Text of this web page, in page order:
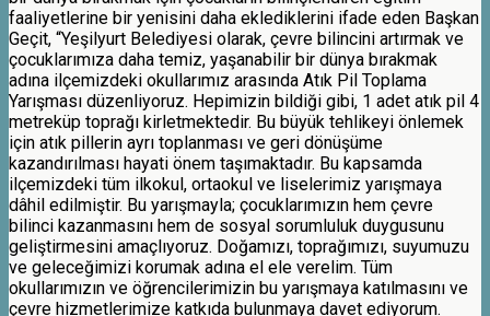
faaliyetlerine bir yenisini daha eklediklerini ifade eden Başkan
Geçit, “Yeşilyurt Belediyesi olarak, çevre bilincini artırmak ve
çocuklarımıza daha temiz, yaşanabilir bir dünya bırakmak
adına ilçemizdeki okullarımız arasında Atık Pil Toplama
Yarışması düzenliyoruz. Hepimizin bildiği gibi, 1 adet atık pil 4
metreküp toprağı kirletmektedir. Bu büyük tehlikeyi önlemek
için atık pillerin ayrı toplanması ve geri dönüşüme
kazandırılması hayati önem taşımaktadır. Bu kapsamda
ilçemizdeki tüm ilkokul, ortaokul ve liselerimiz yarışmaya
dâhil edilmiştir. Bu yarışmayla; çocuklarımızın hem çevre
bilinci kazanmasını hem de sosyal sorumluluk duygusunu
geliştirmesini amaçlıyoruz. Doğamızı, toprağımızı, suyumuzu
ve geleceğimizi korumak adına el ele verelim. Tüm
okullarımızın ve öğrencilerimizin bu yarışmaya katılmasını ve
çevre hizmetlerimize katkıda bulunmaya davet ediyorum.